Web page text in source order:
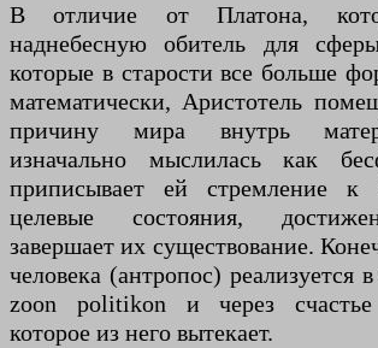
В отличие от Платона,
наднебесную обитель для
которые в старости все больше
математически, Аристотель
причину мира внутрь
изначально мыслилась как
приписывает ей стремление к
целевые состояния,
завершает их существование.
человека (антропос) реализуется
zoon politikon и через счастье
которое из него вытекает.